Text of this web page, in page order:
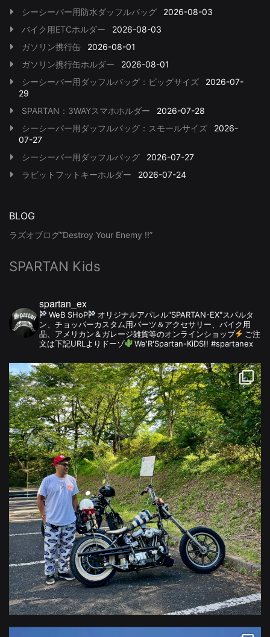
シーシーバー用防水ダッフルバッグ
2026-08-03
バイク用ETCホルダー
2026-08-03
ガソリン携行缶
2026-08-01
ガソリン携行缶ホルダー
2026-08-01
シーシーバー用ダッフルバッグ：ビッグサイズ
2026-07-
29
SPARTAN：3WAYスマホホルダー
2026-07-28
シーシーバー用ダッフルバッグ：スモールサイズ
2026-
07-27
シーシーバー用ダッフルバッグ
2026-07-27
ラビットフットキーホルダー
2026-07-24
BLOG
ラズオブログ”Destroy Your Enemy !!”
SPARTAN Kids
spartan_ex
WeB SHoP
オリジナルアパレル"SPARTAN-EX"スパルタ
ン、チョッパーカスタム用パーツ＆アクセサリー、バイク用
品、アメリカン＆ガレージ雑貨等のオンラインショップ
ご注
文は下記URLよりドーゾ
We'R'Spartan-KiDS!! #spartanex